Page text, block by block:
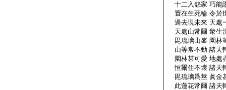
十二入怨家 巧能
置在生死輪 令於
過去現未來 天處
天處山常爾 衆生
毘琉璃山峯 園林
山等常不動 諸天
園林甚可愛 地處
恒爾住不壞 諸天
毘琉璃爲莖 眞金
此蓮花常爾 諸天